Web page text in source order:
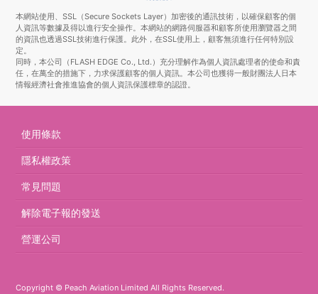
本網站使用、SSL（Secure Sockets Layer）加密後的通訊技術，以確保顧客的個
人資訊等數據及得以進行安全操作。本網站的網路伺服器和顧客所使用瀏覽器之間
的資訊也透過SSL技術進行保護。此外，在SSL使用上，顧客無須進行任何特別設
定。
同時，本公司（FLASH EDGE Co., Ltd.）充分理解作為個人資訊處理者的使命和責
任，在萬全的措施下，力求保護顧客的個人資訊。本公司也獲得一般財團法人日本
情報經濟社會推進協會的個人資訊保護標章的認證。
使用條款
隱私權政策
常見問題
解除電子報的發送
營運公司
Copyright © Peach Aviation Limited All Rights Reserved.